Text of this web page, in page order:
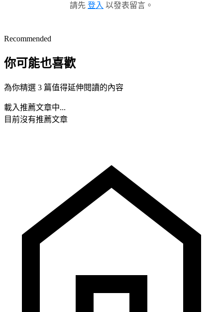
請先 登入 以發表留言。
Recommended
你可能也喜歡
為你精選 3 篇值得延伸閱讀的內容
載入推薦文章中...
目前沒有推薦文章